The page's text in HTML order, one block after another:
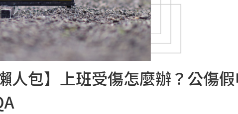
人包】上班受傷怎麼辦？公傷